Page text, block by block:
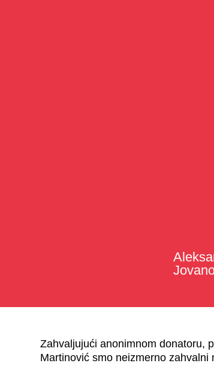
Zahvaljujući anonimnom donatoru,
Martinović smo neizmerno